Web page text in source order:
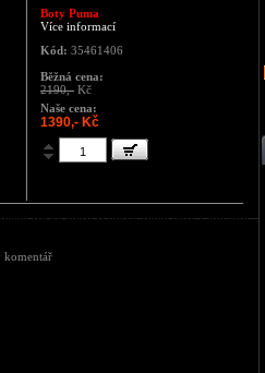
Boty Puma
Více informací
Kód: 35461406
Běžná cena:
2190,- Kč
Naše cena:
1390,- Kč
ke zboží Dámské zimní boty Converse
komentář